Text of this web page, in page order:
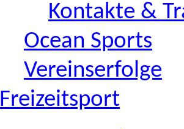
Kontakte &
Ocean Sports
Vereinserfolge
Freizeitsport